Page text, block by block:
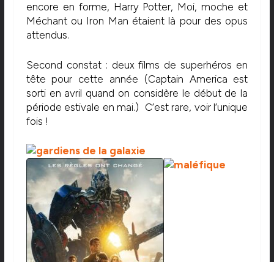
encore en forme, Harry Potter, Moi, moche et
Méchant ou Iron Man étaient là pour des opus
attendus.
Second constat : deux films de superhéros en
tête pour cette année (Captain America est
sorti en avril quand on considère le début de la
période estivale en mai.) C’est rare, voir l’unique
fois !